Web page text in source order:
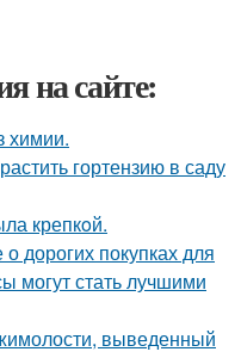
на сайте:
химии.
гортензию в саду
крепкoй.
дорогих покупках для
могут стать лучшими
выведенный